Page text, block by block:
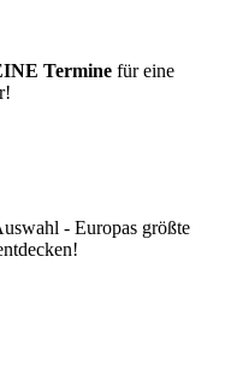
Termine für eine
- Europas größte